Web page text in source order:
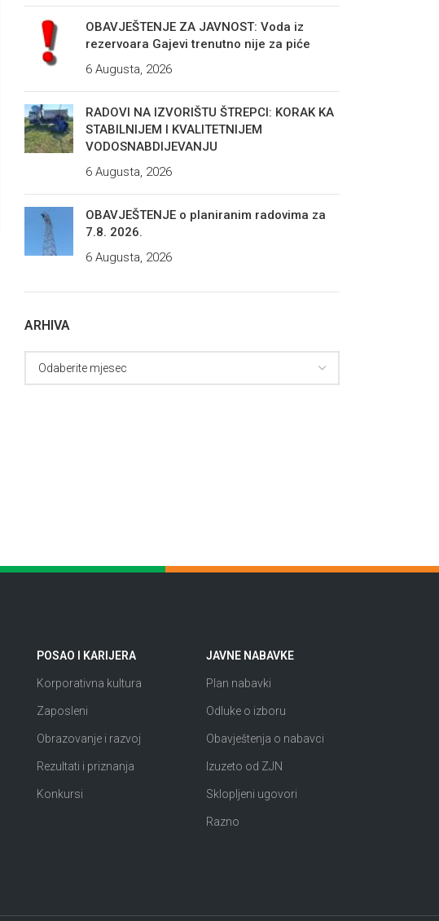
OBAVJEŠTENJE ZA JAVNOST: Voda iz
rezervoara Gajevi trenutno nije za piće
6 Augusta, 2026
RADOVI NA IZVORIŠTU ŠTREPCI: KORAK KA
STABILNIJEM I KVALITETNIJEM
VODOSNABDIJEVANJU
6 Augusta, 2026
OBAVJEŠTENJE o planiranim radovima za
7.8. 2026.
6 Augusta, 2026
ARHIVA
POSAO I KARIJERA
Korporativna kultura
Zaposleni
Obrazovanje i razvoj
Rezultati i priznanja
Konkursi
JAVNE NABAVKE
Plan nabavki
Odluke o izboru
Obavještenja o nabavci
Izuzeto od ZJN
Sklopljeni ugovori
Razno